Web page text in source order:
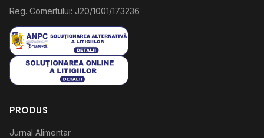
Reg. Comertului: J20/1001/173236
PRODUS
Jurnal Alimentar